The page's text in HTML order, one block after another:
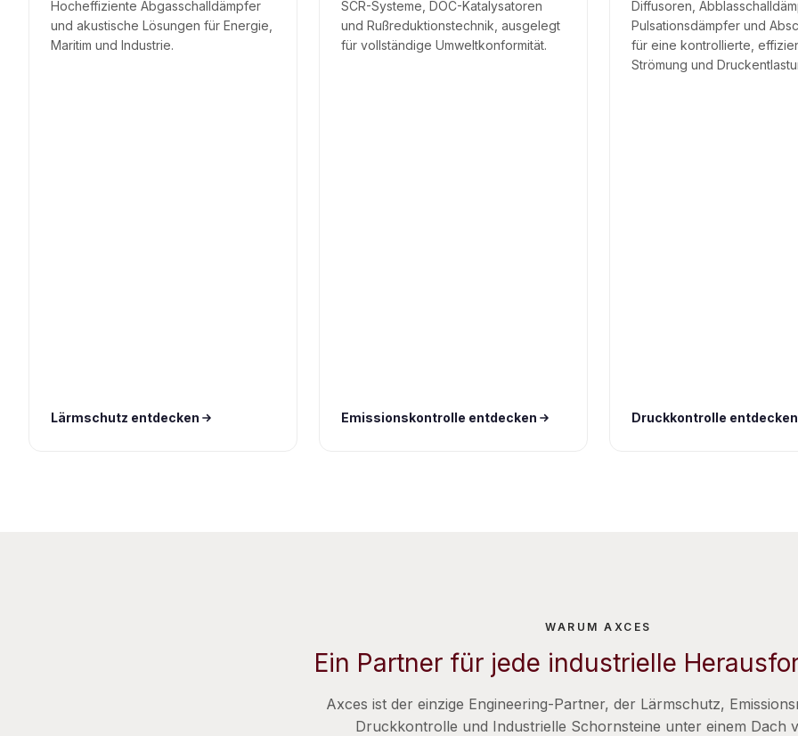
Hocheffiziente Abgasschalldämpfer
und akustische Lösungen für Energie,
Maritim und Industrie.
Lärmschutz entdecken
SCR-Systeme, DOC-Katalysatoren
und Rußreduktionstechnik, ausgelegt
für vollständige Umweltkonformität.
Emissionskontrolle entdecken
Diffusoren,
Pulsationsdämpfer und
für eine kontrollierte,
Strömung und
Druckkontrolle entdecken
WARUM AXCES
Ein Partner für jede industrielle
Axces ist der einzige Engineering-Partner, der Lärmschutz,
Druckkontrolle und Industrielle Schornsteine unter einem Dach